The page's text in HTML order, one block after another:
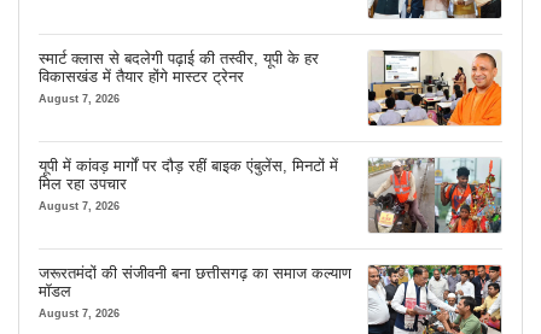
स्मार्ट क्लास से बदलेगी पढ़ाई की तस्वीर, यूपी के हर
विकासखंड में तैयार होंगे मास्टर ट्रेनर
August 7, 2026
यूपी में कांवड़ मार्गों पर दौड़ रहीं बाइक एंबुलेंस, मिनटों में
मिल रहा उपचार
August 7, 2026
जरूरतमंदों की संजीवनी बना छत्तीसगढ़ का समाज कल्याण
मॉडल
August 7, 2026